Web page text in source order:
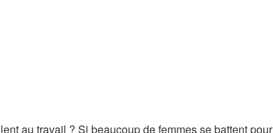
au travail ? Si beaucoup de femmes se battent pour